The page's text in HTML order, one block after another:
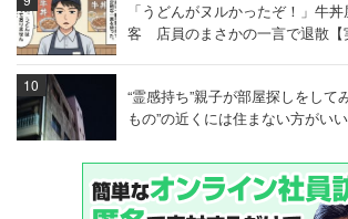
「うどんがヌルかったぞ！」牛
客 店員のまさかの一言で退散【
“霊感持ち”親子が部屋探しをして
もの”の近くには住まない方がいい